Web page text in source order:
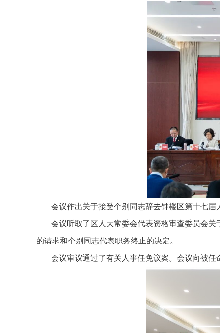
会议作出关于接受个别同志辞去钟楼区第十七
会议听取了区人大常委会代表资格审查委员会
的请求和个别同志代表职务终止的决定。
会议审议通过了有关人事任免议案。会议向被